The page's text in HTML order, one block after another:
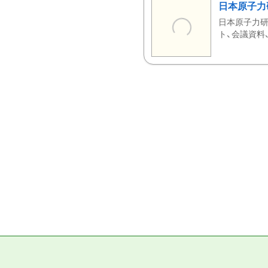
日本原子
日本原子力
ト、会議資